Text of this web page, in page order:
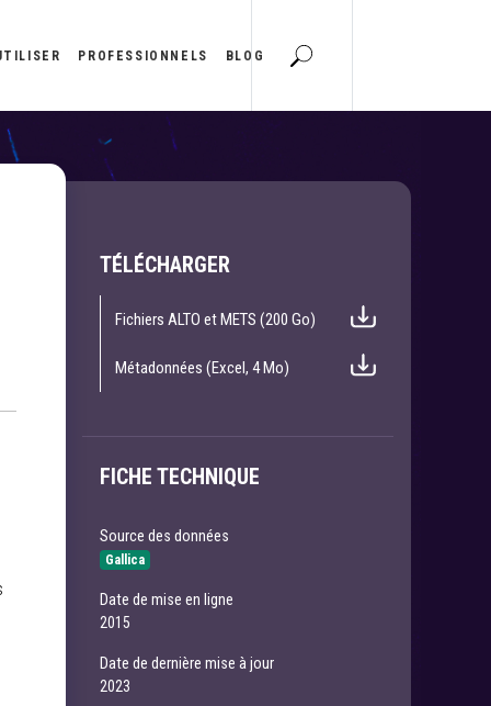
PROFESSIONNELS BLOG
TÉLÉCHARGER
Fichiers ALTO et METS (200 Go)
Métadonnées (Excel, 4 Mo)
FICHE TECHNIQUE
Source des données
Gallica
Date de mise en ligne
2015
Date de dernière mise à jour
2023